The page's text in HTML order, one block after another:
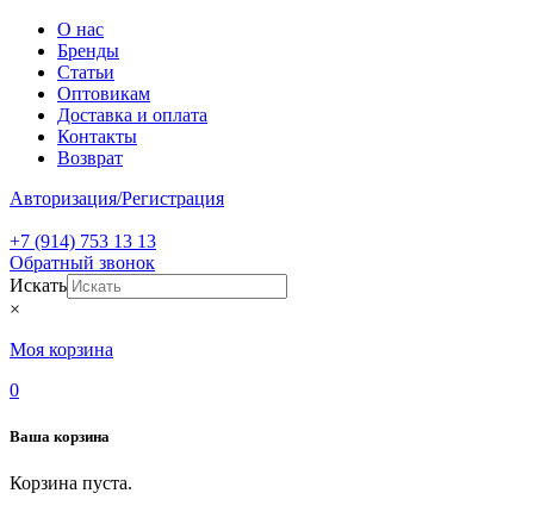
О нас
Бренды
Статьи
Оптовикам
Доставка и оплата
Контакты
Возврат
Авторизация/Регистрация
+7 (914) 753 13 13
Обратный звонок
Искать
×
Моя корзина
0
Ваша корзина
Корзина пуста.